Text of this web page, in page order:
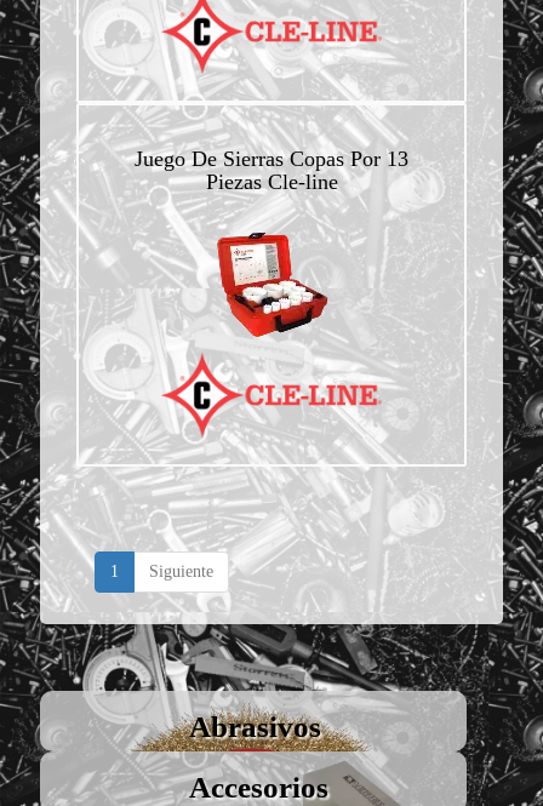
Juego De Sierras Copas Por 13
Piezas Cle-line
1 Siguiente
Abrasivos
Accesorios